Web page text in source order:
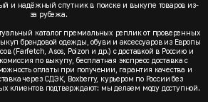
и надёжный спутник в поиске и выкупе товаров из-
за рубежа.
каталог премиальных реплик от проверенных
брендовой одежды, обуви и аксессуаров из Европы
(Farfetch, Asos, Poizon и др.) с доставкой в Россию и
по выкупу, бесплатная экспресс доставка с
оплаты при получении, гарантия качества и
через СДЭК, Boxberry, курьером по России без
клиентов подтверждают: мы делаем моду доступной.